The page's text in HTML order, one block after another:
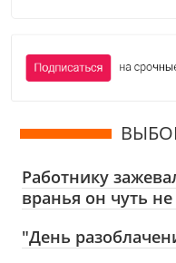
Работнику
вранья он чуть
"День